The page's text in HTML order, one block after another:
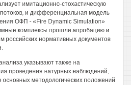
имитационно-стохастическую
и дифференциальная модель
ОФП - «Fire Dynamic Simulation»
комплексы прошли апробацию и
российских нормативных документов
указывают также на
проведения натурных наблюдений,
методологических положений